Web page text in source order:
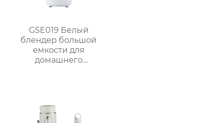
GSE019 Белый
блендер большой
емкости для
домашнего